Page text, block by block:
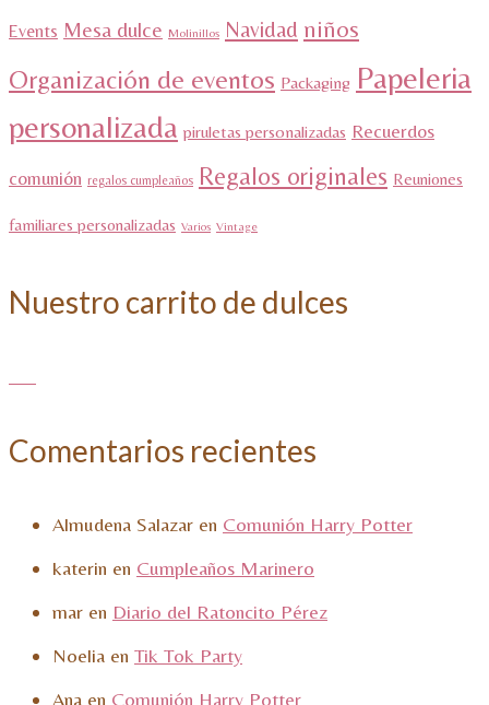
Events Mesa dulce Molinillos Navidad niños
Organización de eventos Packaging Papeleria
personalizada piruletas personalizadas Recuerdos
comunión regalos cumpleaños Regalos originales Reuniones
familiares personalizadas Varios Vintage
Nuestro carrito de dulces
Comentarios recientes
Almudena Salazar en Comunión Harry Potter
katerin en Cumpleaños Marinero
mar en Diario del Ratoncito Pérez
Noelia en Tik Tok Party
Ana en Comunión Harry Potter